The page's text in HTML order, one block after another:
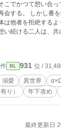
こでかつて想い合
会する。 しかし番
は他者を拒絶する
い続ける二人は、共に
ス特殊設定あり ※性
など作者大歓喜しま
BL 931 位 /
溺愛 異世界
り）
年下攻め
最終更新日